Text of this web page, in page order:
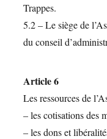
Trappes.
5.2 – Le siège de
du conseil
Article 6
Les ressources de
– les cotisations des
– les dons et